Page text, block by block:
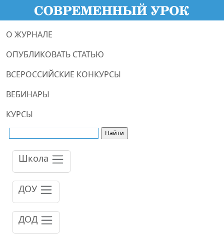
О ЖУРНАЛЕ
ОПУБЛИКОВАТЬ СТАТЬЮ
ВСЕРОССИЙСКИЕ КОНКУРСЫ
ВЕБИНАРЫ
КУРСЫ
Школа
ДОУ
ДОД